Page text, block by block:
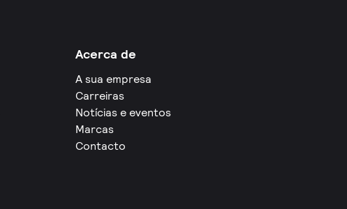
Acerca de
A sua empresa
Carreiras
Notícias e eventos
Marcas
Contacto